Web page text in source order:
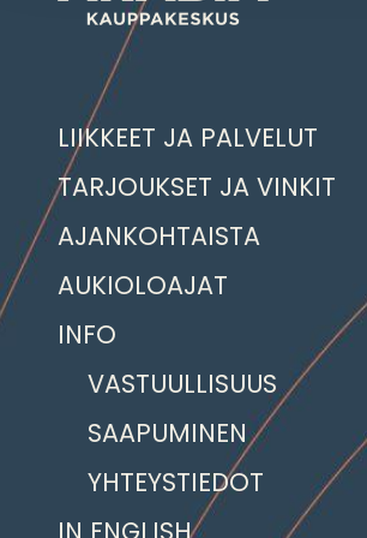
LIIKKEET JA PALVELUT
TARJOUKSET JA VINKIT
AJANKOHTAISTA
AUKIOLOAJAT
INFO
VASTUULLISUUS
SAAPUMINEN
YHTEYSTIEDOT